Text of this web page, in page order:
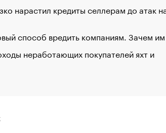
нарастил кредиты селлерам до атак
способ вредить компаниям. Зачем
неработающих покупателей яхт и